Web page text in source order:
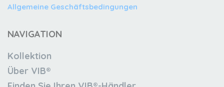
Allgemeine Geschäftsbedingungen
NAVIGATION
Kollektion
Über VIB®